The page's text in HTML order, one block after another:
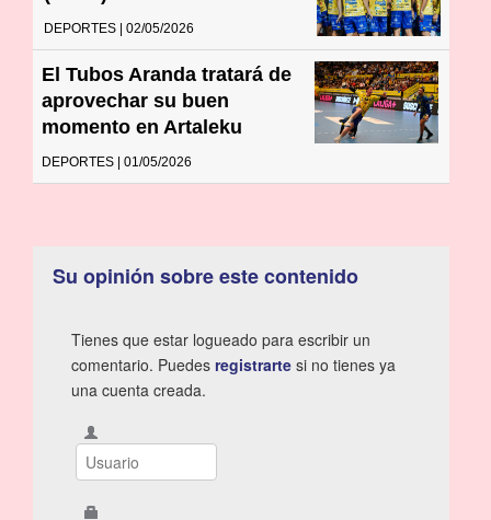
DEPORTES | 02/05/2026
El Tubos Aranda tratará de
aprovechar su buen
momento en Artaleku
DEPORTES | 01/05/2026
Su opinión sobre este contenido
Tienes que estar logueado para escribir un
comentario. Puedes registrarte si no tienes ya
una cuenta creada.